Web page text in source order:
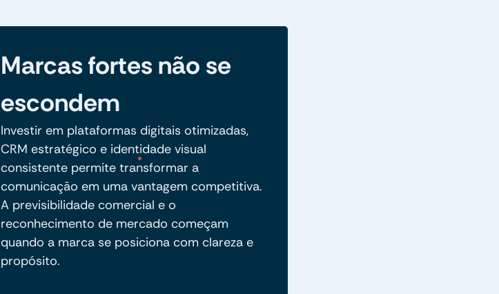
Marcas fortes não se
escondem
Investir em plataformas digitais otimizadas,
CRM estratégico e identidade visual
consistente permite transformar a
comunicação em uma vantagem competitiva.
A previsibilidade comercial e o
reconhecimento de mercado começam
quando a marca se posiciona com clareza e
propósito.